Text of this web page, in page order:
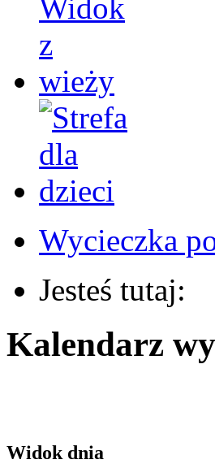
Wycieczka
Jesteś tutaj:
Kalendarz
Widok dnia